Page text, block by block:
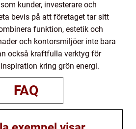
kunder, investerare och
bevis på att företaget tar sitt
funktion, estetik och
och kontorsmiljöer inte bara
också kraftfulla verktyg för
kring grön energi.
FAQ